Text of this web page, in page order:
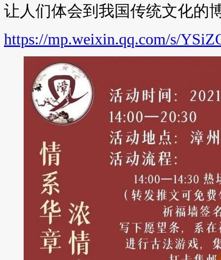
让人们体会到我国传统文化的
https://mp.weixin.qq.com/s/